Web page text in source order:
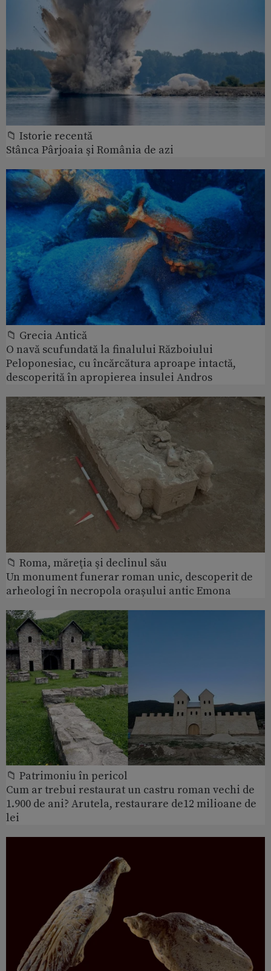
📁 Istorie recentă
Stânca Pârjoaia şi România de azi
📁 Grecia Antică
O navă scufundată la finalului Războiului
Peloponesiac, cu încărcătura aproape intactă,
descoperită în apropierea insulei Andros
📁 Roma, măreţia şi declinul său
Un monument funerar roman unic, descoperit de
arheologi în necropola orașului antic Emona
📁 Patrimoniu în pericol
Cum ar trebui restaurat un castru roman vechi de
1.900 de ani? Arutela, restaurare de12 milioane de
lei